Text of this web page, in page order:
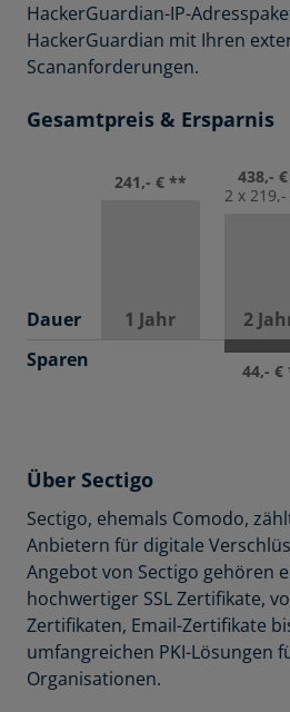
HackerGuardian-IP-
HackerGuardian mit Ihren
Scananforderungen.
Gesamtpreis & Ersparnis
Dauer
Sparen
241,- € **
1 Jahr
438,-
2 x
2
44,- €
Über Sectigo
Sectigo, ehemals Comodo,
Anbietern für digitale
Angebot von Sectigo gehören
hochwertiger SSL Zertifikate,
Zertifikaten, Email-Zertifikate
umfangreichen PKI-Lösungen
Organisationen.